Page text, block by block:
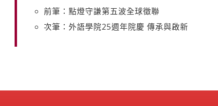
前筆：點燈守謙第五波全球徵聯
次筆：外語學院25週年院慶 傳承與啟新